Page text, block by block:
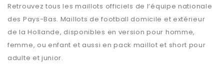
Retrouvez tous les maillots officiels de l’équipe nationale
des Pays-Bas. Maillots de football domicile et extérieur
de la Hollande, disponibles en version pour homme,
femme, ou enfant et aussi en pack maillot et short pour
adulte et junior.